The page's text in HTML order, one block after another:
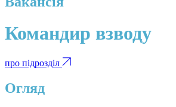
Командир взводу
про підрозділ
Огляд